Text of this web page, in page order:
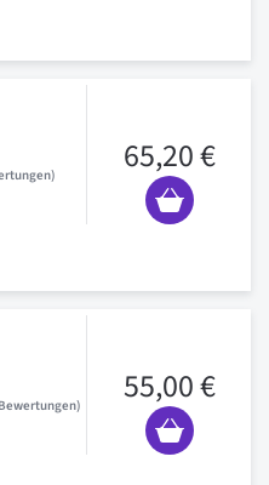
65,20 €
Bewertungen 55,00 €